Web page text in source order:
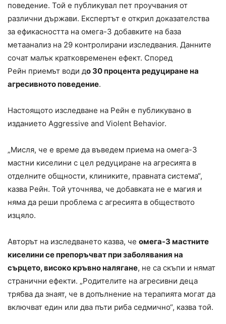
поведение. Той е публикувал пет проучвания от
различни държави. Експертът е открил доказателства
за ефикасността на омега-3 добавките на база
метаанализ на 29 контролирани изследвания. Данните
сочат малък кратковременен ефект. Според
Рейн приемът води до 30 процента редуциране на
агресивното поведение.
Настоящото изследване на Рейн е публикувано в
изданието Aggressive and Violent Behavior.
„Мисля, че е време да въведем приема на омега-3
мастни киселини с цел редуциране на агресията в
отделните общности, клиниките, правната система“,
казва Рейн. Той уточнява, че добавката не е магия и
няма да реши проблема с агресията в обществото
изцяло.
Авторът на изследването казва, че омега-3 мастните
киселини се препоръчват при заболявания на
сърцето, високо кръвно налягане, не са скъпи и нямат
странични ефекти. „Родителите на агресивни деца
трябва да знаят, че в допълнение на терапията могат да
включват един или два пъти риба седмично“, казва той.